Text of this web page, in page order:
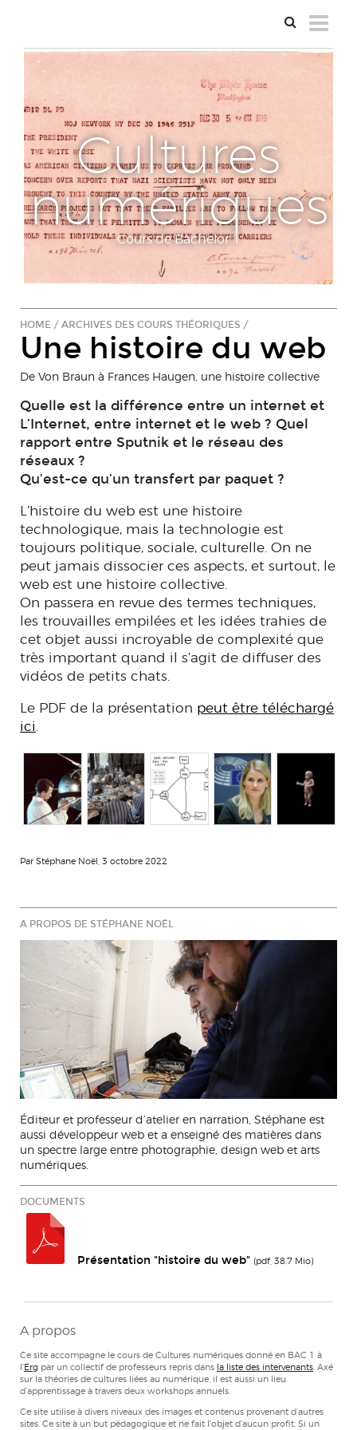
Cultures
numériques
Cours de Bachelor 1
HOME / ARCHIVES DES COURS THÉORIQUES /
Une histoire du web
De Von Braun à Frances Haugen, une histoire collective
Quelle est la différence entre un internet et
L’Internet, entre internet et le web ? Quel
rapport entre Sputnik et le réseau des
réseaux ?
Qu’est-ce qu’un transfert par paquet ?
L’histoire du web est une histoire
technologique, mais la technologie est
toujours politique, sociale, culturelle. On ne
peut jamais dissocier ces aspects, et surtout, le
web est une histoire collective.
On passera en revue des termes techniques,
les trouvailles empilées et les idées trahies de
cet objet aussi incroyable de complexité que
très important quand il s’agit de diffuser des
vidéos de petits chats.
Le PDF de la présentation peut être téléchargé
ici
Par Stéphane Noël, 3 octobre 2022
A PROPOS DE STÉPHANE NOËL
Éditeur et professeur d’atelier en narration, Stéphane est
aussi développeur web et a enseigné des matières dans
un spectre large entre photographie, design web et arts
numériques.
DOCUMENTS
Présentation "histoire du web" (pdf, 38.7 Mio)
A propos
Ce site accompagne le cours de Cultures numériques donné en BAC 1 à
l'Erg par un collectif de professeurs repris dans la liste des intervenants. Axé
sur la théories de cultures liées au numérique, il est aussi un lieu
d'apprentissage à travers deux workshops annuels.
Ce site utilise à divers niveaux des images et contenus provenant d’autres
sites. Ce site à un but pédagogique et ne fait l'objet d'aucun profit. Si un